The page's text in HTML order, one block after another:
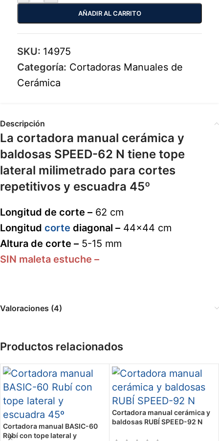
AÑADIR AL CARRITO
SKU: 14975
Categoría: Cortadoras Manuales de
Cerámica
Descripción
La cortadora manual cerámica y
baldosas SPEED-62 N tiene tope
lateral milimetrado para cortes
repetitivos y escuadra 45º
Longitud de corte – 62 cm
Longitud corte diagonal – 44×44 cm
Altura de corte – 5-15 mm
SIN maleta estuche –
Valoraciones (4)
Productos relacionados
Cortadora manual BASIC-60
Rubí con tope lateral y
Cortadora manual cerámica y
baldosas RUBÍ SPEED-92 N